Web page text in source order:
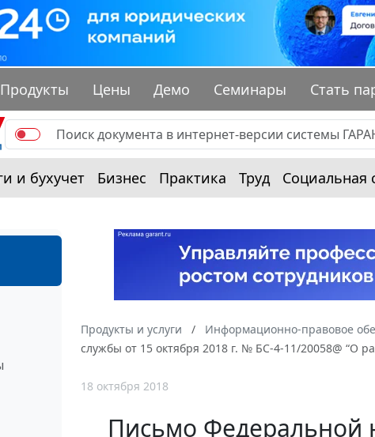
Продукты Цены Демо Семинары Стать
и бухучет Бизнес Практика Труд Социальная
Продукты и услуги Информационно-правовое
службы от 15 октября 2018 г. № БС-4-11/20058@ “О
18 октября 2018
Письмо Федеральной